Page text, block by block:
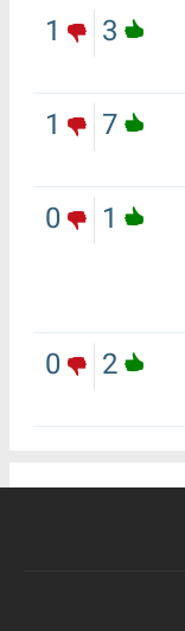
3
1
7
1
1
0
2
0